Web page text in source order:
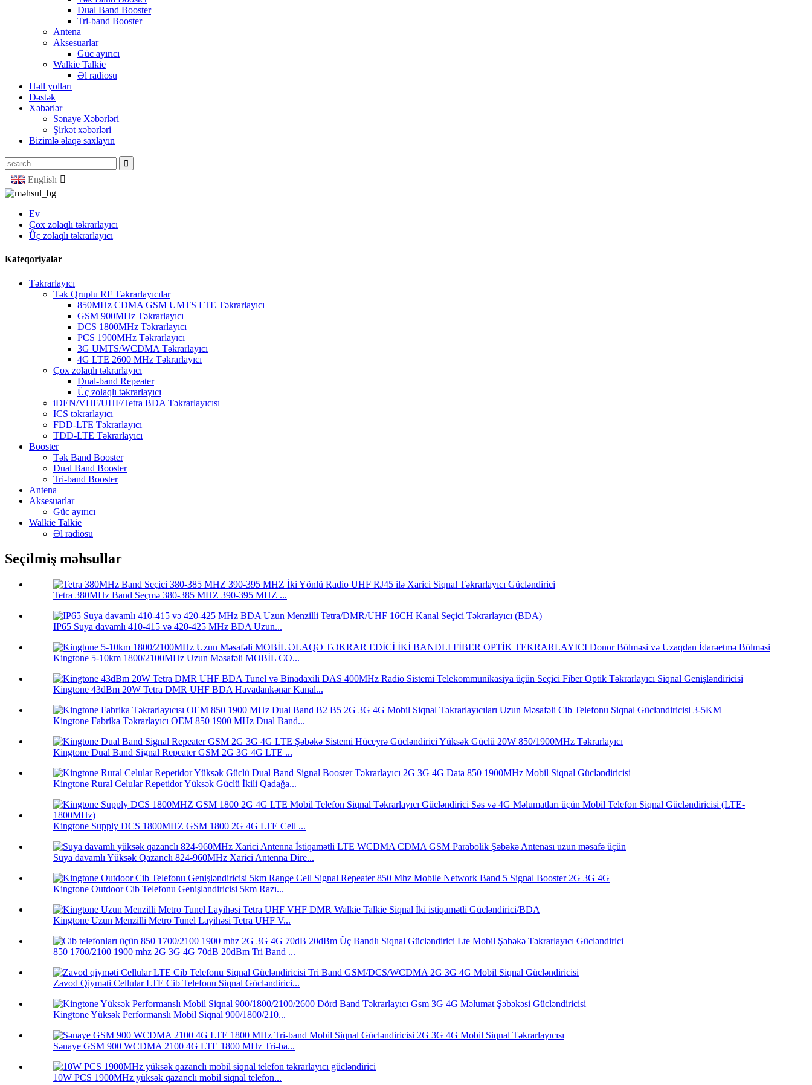
Dual Band Booster
Tri-band Booster
Antena
Aksesuarlar
Güc ayırıcı
Walkie Talkie
Əl radiosu
Həll yolları
Dəstək
Xəbərlər
Sənaye Xəbərləri
Şirkət xəbərləri
Bizimlə əlaqə saxlayın
English
Ev
Çox zolaqlı təkrarlayıcı
Üç zolaqlı təkrarlayıcı
Kateqoriyalar
Təkrarlayıcı
Tək Qruplu RF Təkrarlayıcılar
850MHz CDMA GSM UMTS LTE Təkrarlayıcı
GSM 900MHz Təkrarlayıcı
DCS 1800MHz Təkrarlayıcı
PCS 1900MHz Təkrarlayıcı
3G UMTS/WCDMA Təkrarlayıcı
4G LTE 2600 MHz Təkrarlayıcı
Çox zolaqlı təkrarlayıcı
Dual-band Repeater
Üç zolaqlı təkrarlayıcı
iDEN/VHF/UHF/Tetra BDA Təkrarlayıcısı
ICS təkrarlayıcı
FDD-LTE Təkrarlayıcı
TDD-LTE Təkrarlayıcı
Booster
Tək Band Booster
Dual Band Booster
Tri-band Booster
Antena
Aksesuarlar
Güc ayırıcı
Walkie Talkie
Əl radiosu
Seçilmiş məhsullar
Tetra 380MHz Band Seçmə 380-385 MHZ 390-395 MHZ ...
IP65 Suya davamlı 410-415 və 420-425 MHz BDA Uzun...
Kingtone 5-10km 1800/2100MHz Uzun Məsafəli MOBİL CO...
Kingtone 43dBm 20W Tetra DMR UHF BDA Havadankənar Kanal...
Kingtone Fabrika Təkrarlayıcı OEM 850 1900 MHz Dual Band...
Kingtone Dual Band Signal Repeater GSM 2G 3G 4G LTE ...
Kingtone Rural Celular Repetidor Yüksək Güclü İkili Qadağa...
Kingtone Supply DCS 1800MHZ GSM 1800 2G 4G LTE Cell ...
Suya davamlı Yüksək Qazanclı 824-960MHz Xarici Antenna Dire...
Kingtone Outdoor Cib Telefonu Genişləndiricisi 5km Razı...
Kingtone Uzun Menzilli Metro Tunel Layihəsi Tetra UHF V...
850 1700/2100 1900 mhz 2G 3G 4G 70dB 20dBm Tri Band ...
Zavod Qiyməti Cellular LTE Cib Telefonu Siqnal Gücləndirici...
Kingtone Yüksək Performanslı Mobil Siqnal 900/1800/210...
Sənaye GSM 900 WCDMA 2100 4G LTE 1800 MHz Tri-ba...
10W PCS 1900MHz yüksək qazanclı mobil siqnal telefon...